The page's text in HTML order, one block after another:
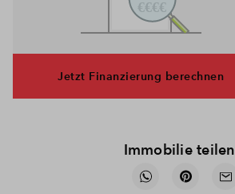
Jetzt Finanzierung berechnen
Immobilie teilen